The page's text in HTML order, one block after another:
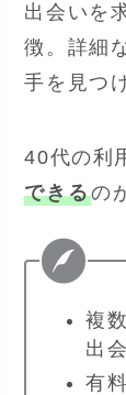
出会いを
徴。詳細
手を見つ
40代の利
できるの
複
出
有